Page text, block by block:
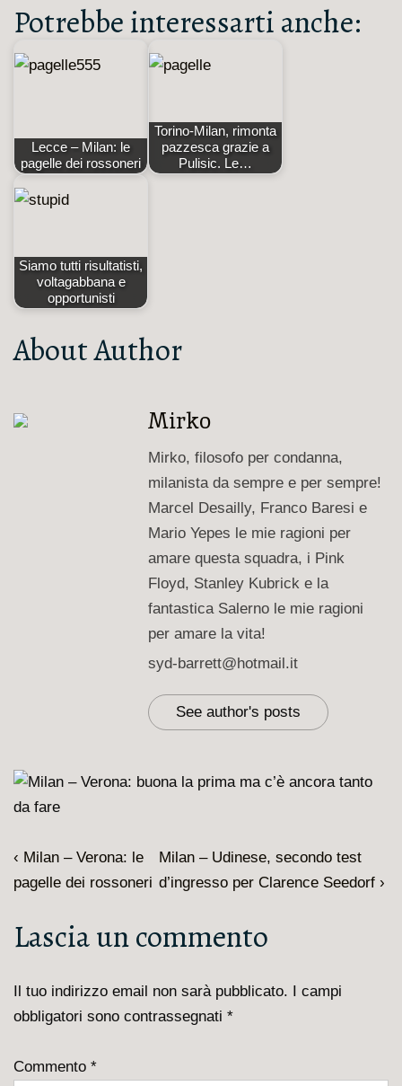
Potrebbe interessarti anche:
Lecce – Milan: le
pagelle dei rossoneri
Torino-Milan, rimonta
pazzesca grazie a
Pulisic. Le…
Siamo tutti risultatisti,
voltagabbana e
opportunisti
About Author
Mirko
Mirko, filosofo per condanna,
milanista da sempre e per sempre!
Marcel Desailly, Franco Baresi e
Mario Yepes le mie ragioni per
amare questa squadra, i Pink
Floyd, Stanley Kubrick e la
fantastica Salerno le mie ragioni
per amare la vita!
syd-barrett@hotmail.it
See author's posts
Navigazione
articoli
L'articolo
precedente
‹ Milan – Verona: le
pagelle dei rossoneri
Il
prossimo
è
Milan – Udinese, secondo test
d’ingresso per Clarence Seedorf ›
Lascia un commento
Il tuo indirizzo email non sarà pubblicato. I campi
obbligatori sono contrassegnati *
Commento *